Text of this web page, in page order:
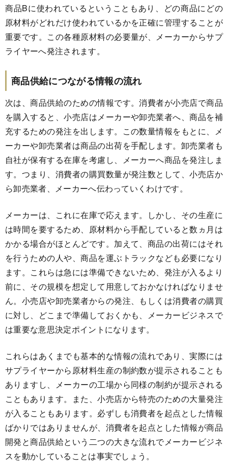
商品Bに使われているということもあり、どの商品にどの
原材料がどれだけ使われているかを正確に管理することが
重要です。この各種原材料の必要量が、メーカーからサプ
ライヤーへ発注されます。
商品供給につながる情報の流れ
次は、商品供給のための情報です。消費者が小売店で商品
を購入すると、小売店はメーカーや卸売業者へ、商品を補
充するための発注を出します。この数量情報をもとに、メ
ーカーや卸売業者は商品の出荷を手配します。卸売業者も
自社が保有する在庫を考慮し、メーカーへ商品を発注しま
す。つまり、消費者の購買数量が発注数として、小売店か
ら卸売業者、メーカーへ伝わっていくわけです。
メーカーは、これに在庫で応えます。しかし、その生産に
は時間を要するため、原材料から手配していると数ヵ月は
かかる場合がほとんどです。加えて、商品の出荷にはそれ
を行うための人や、商品を運ぶトラックなども必要になり
ます。これらは急には準備できないため、発注が入るより
前に、その規模を想定して用意しておかなければなりませ
ん。小売店や卸売業者からの発注、もしくは消費者の購買
に対し、どこまで準備しておくかも、メーカービジネスで
は重要な意思決定ポイントになります。
これらはあくまでも基本的な情報の流れであり、実際には
サプライヤーから原材料生産の制約数が提示されることも
ありますし、メーカーの工場から同様の制約が提示される
こともあります。また、小売店から特売のための大量発注
が入ることもあります。必ずしも消費者を起点とした情報
ばかりではありませんが、消費者を起点とした情報が商品
開発と商品供給という二つの大きな流れでメーカービジネ
スを動かしていることは事実でしょう。